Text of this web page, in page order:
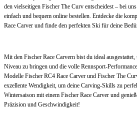
den vielseitigen Fischer The Curv entscheidest – bei
einfach und bequem online bestellen. Entdecke die
Race Carver und finde den perfekten Ski für deine
Mit den Fischer Race Carvern bist du ideal
Niveau zu bringen und die volle Rennsport-
Modelle Fischer RC4 Race Carver und Fischer The
exzellente Wendigkeit, um deine Carving-Skills zu
Wintersaison mit einem Fischer Race Carver und
Präzision und Geschwindigkeit!